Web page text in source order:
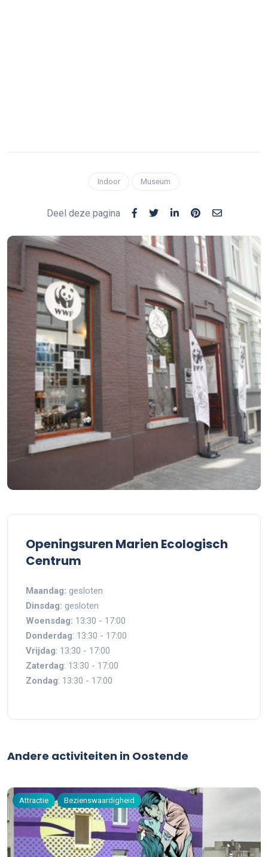
Indoor Museum
Deel deze pagina
Openingsuren Marien Ecologisch
Centrum
Maandag: gesloten
Dinsdag: gesloten
Woensdag: 13:30 - 17:00
Donderdag: 13:30 - 17:00
Vrijdag: 13:30 - 17:00
Zaterdag: 13:30 - 17:00
Zondag: 13:30 - 17:00
Andere activiteiten in Oostende
Attractie Bezienswaardigheid